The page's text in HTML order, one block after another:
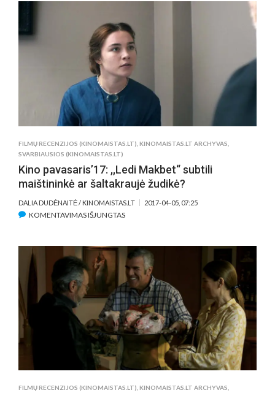
SU
NEIŠSKLAIDYTAIS
MITAIS
IR
NEPATVIRTINTA
TIKROVE
FILMŲ RECENZIJOS (KINOMAISTAS.LT) KINOMAISTAS.LT ARCHYVAS
SVARBIAUSIOS (KINOMAISTAS.LT)
Kino pavasaris’17: ,,Ledi Makbet“ subtili
maištininkė ar šaltakraujė žudikė?
DALIA DUDĖNAITĖ / KINOMAISTAS.LT 2017-04-05, 07:25
KOMENTAVIMAS IŠJUNGTASĮRAŠE
,,LEDI
MAKBET“
SUBTILI
MAIŠTININKĖ
AR
ŠALTAKRAUJĖ
ŽUDIKĖ?
FILMŲ RECENZIJOS (KINOMAISTAS.LT) KINOMAISTAS.LT ARCHYVAS